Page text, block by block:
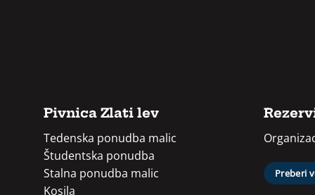
Pivnica Zlati lev
Tedenska ponudba malic
Študentska ponudba
Stalna ponudba malic
Kosila
Preberi